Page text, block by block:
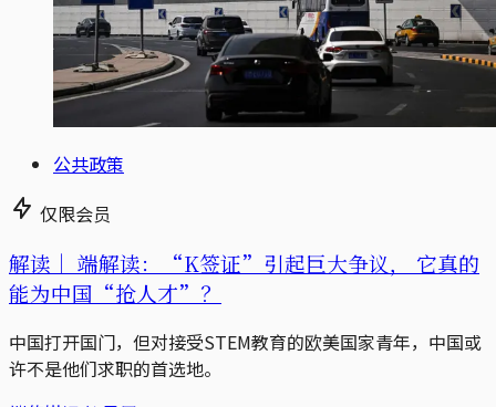
公共政策
仅限会员
解读｜ 端解读：“K签证”引起巨大争议， 它真的
能为中国“抢人才”？
中国打开国门，但对接受STEM教育的欧美国家青年，中国或
许不是他们求职的首选地。